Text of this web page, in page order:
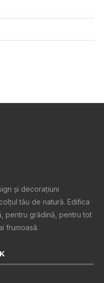
şi decoraţiuni
tău de natură. Edifica
pentru grădină, pentru tot
frumoasă.